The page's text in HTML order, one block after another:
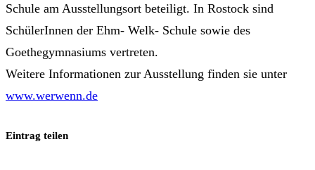
Schule am Ausstellungsort beteiligt. In Rostock sind
SchülerInnen der Ehm- Welk- Schule sowie des
Goethegymnasiums vertreten.
Weitere Informationen zur Ausstellung finden sie unter
www.werwenn.de
Eintrag teilen